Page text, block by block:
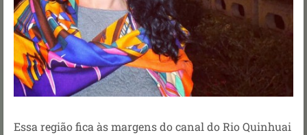
Essa região fica às margens do canal do Rio Quinhuai